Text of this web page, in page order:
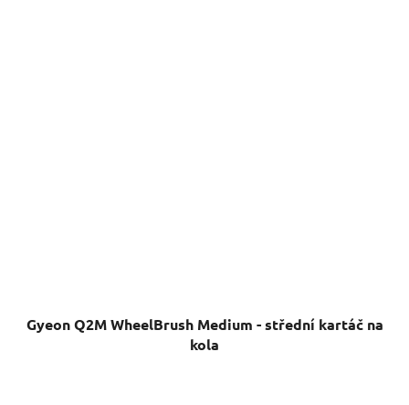
Gyeon Q2M WheelBrush Medium - střední kartáč na
kola